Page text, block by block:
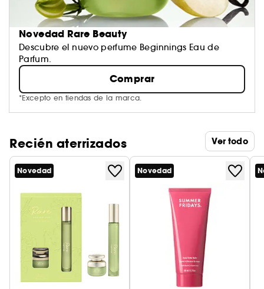
Novedad Rare Beauty
Descubre el nuevo perfume Beginnings Eau de
Parfum.
Comprar
*Excepto en tiendas de la marca.
Recién aterrizados Ver todo
Novedad Novedad